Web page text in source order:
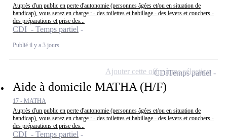
Auprès d'un public en perte d'autonomie (personnes âgées et/ou en situation de
handicap), vous serez en charge : - des toilettes et habillage - des levers et couchers -
des préparations et prise des...
CDI - Temps partiel
Publié il y a 3 jours
Aide à domicile MATHA (H/F)
17 - MATHA
Auprès d'un public en perte d'autonomie (personnes âgées et/ou en situation de
handicap), vous serez en charge : - des toilettes et habillage - des levers et couchers -
des préparations et prise des...
CDI - Temps partiel
CDITemps partiel
Ajouter cette offre à ma sélection